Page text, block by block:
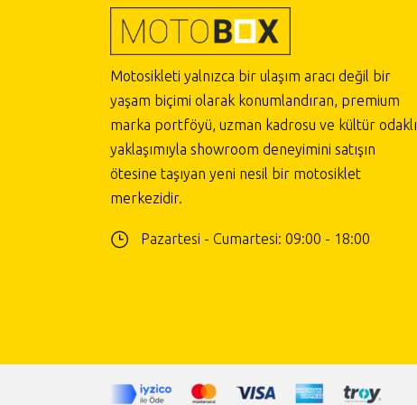
Motosikleti yalnızca bir ulaşım aracı değil bir
yaşam biçimi olarak konumlandıran, premium
marka portföyü, uzman kadrosu ve kültür odaklı
yaklaşımıyla showroom deneyimini satışın
ötesine taşıyan yeni nesil bir motosiklet
merkezidir.
Pazartesi - Cumartesi: 09:00 - 18:00